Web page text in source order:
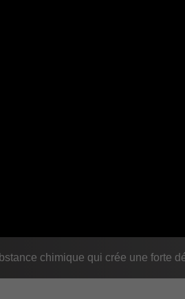
chimique qui crée une forte